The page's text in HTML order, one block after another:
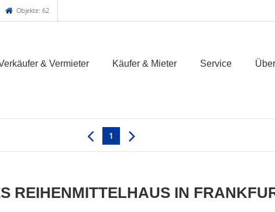
Objekte: 62
& Vermieter Käufer & Mieter Service
1
REIHENMITTELHAUS IN